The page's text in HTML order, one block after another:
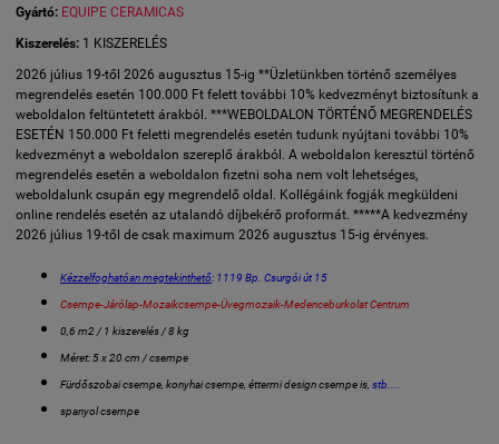
Gyártó: EQUIPE CERAMICAS
Kiszerelés: 1 KISZERELÉS
2026 július 19-től 2026 augusztus 15-ig **Üzletünkben történő személyes
megrendelés esetén 100.000 Ft felett további 10% kedvezményt biztosítunk a
weboldalon feltüntetett árakból. ***WEBOLDALON TÖRTÉNŐ MEGRENDELÉS
ESETÉN 150.000 Ft feletti megrendelés esetén tudunk nyújtani további 10%
kedvezményt a weboldalon szereplő árakból. A weboldalon keresztül történő
megrendelés esetén a weboldalon fizetni soha nem volt lehetséges,
weboldalunk csupán egy megrendelő oldal. Kollégáink fogják megküldeni
online rendelés esetén az utalandó díjbekérő proformát. *****A kedvezmény
2026 július 19-től de csak maximum 2026 augusztus 15-ig érvényes.
Kézzelfoghatóan megtekinthető: 1119 Bp. Csurgói út 15
Csempe-Járólap-Mozaikcsempe-Üvegmozaik-Medenceburkolat Centrum
0,6 m2 / 1 kiszerelés / 8 kg
Méret: 5 x 20 cm / csempe
Fürdőszobai csempe, konyhai csempe, éttermi design csempe is, stb....
spanyol csempe